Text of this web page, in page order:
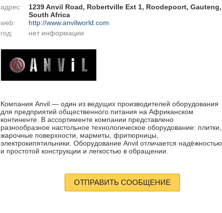
адрес:
1239 Anvil Road, Robertville Ext 1, Roodepoort, Gauteng,
South Africa
web:
http://www.anvilworld.com
год:
нет информации
Компания Anvil — один из ведущих производителей оборудования
для предприятий общественного питания на Африканском
континенте. В ассортименте компании представлено
разнообразное настольное технологическое оборудование: плитки,
жарочные поверхности, мармиты, фритюрницы,
электрокипятильники. Оборудование Anvil отличается надёжностью
и простотой конструкции и легкостью в обращении.
ОТПРАВИТЬ СООБЩЕНИЕ